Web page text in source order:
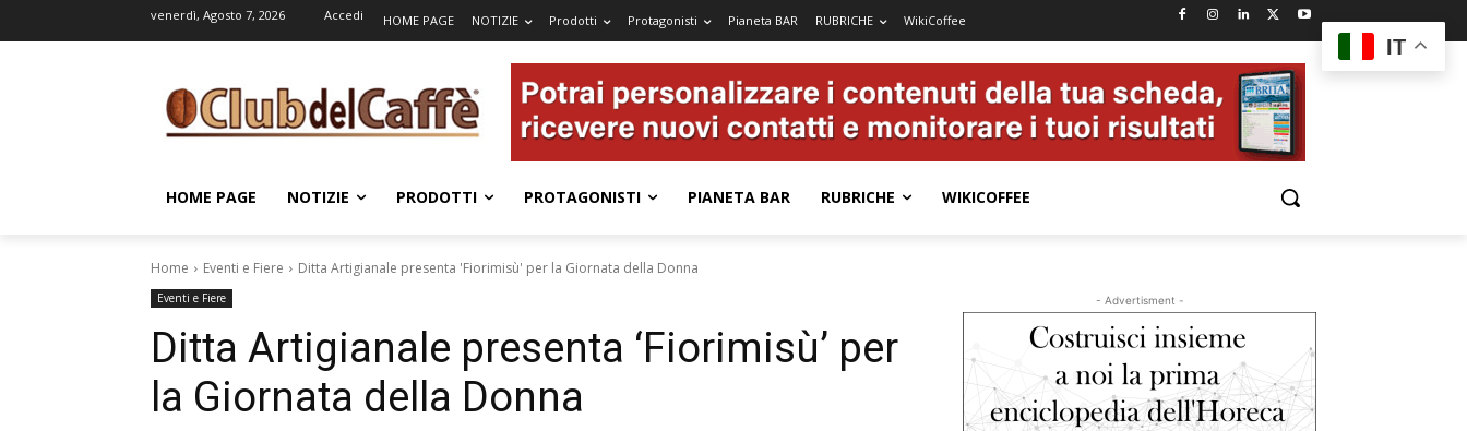
venerdì, Agosto 7, 2026 Accedi HOME PAGE NOTIZIE Prodotti Protagonisti Pianeta BAR RUBRICHE WikiCoffee
HOME PAGE NOTIZIE PRODOTTI PROTAGONISTI PIANETA BAR RUBRICHE WIKICOFFEE
Home Eventi e Fiere Ditta Artigianale presenta 'Fiorimisù' per la Giornata della Donna
Eventi e Fiere
Ditta Artigianale presenta ‘Fiorimisù’ per
la Giornata della Donna
- Advertisment -
IT